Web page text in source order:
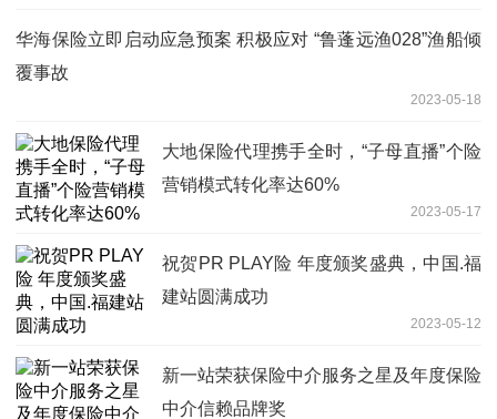
华海保险立即启动应急预案 积极应对 “鲁蓬远渔028”渔船倾
覆事故
2023-05-18
大地保险代理携手全时，“子母直播”个险
营销模式转化率达60%
2023-05-17
祝贺PR PLAY险 年度颁奖盛典，中国.福
建站圆满成功
2023-05-12
新一站荣获保险中介服务之星及年度保险
中介信赖品牌奖